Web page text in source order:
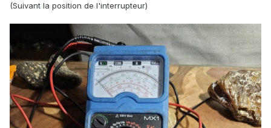
(Suivant la position de l'interrupteur)